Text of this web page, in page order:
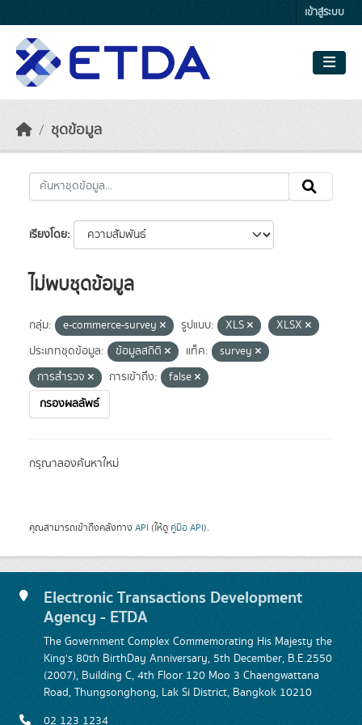
เข้าสู่ระบบ
ชุดข้อมูล
เรียงโดย
ไม่พบชุดข้อมูล
กลุ่ม: e-commerce-survey รูปแบบ: XLS
XLSX
ประเภทชุดข้อมูล:
ข้อมูลสถิติ แท็ค:
survey
การสำรวจ
การเข้าถึง:
false
กรองผลลัพธ์
กรุณาลองค้นหาใหม่
คุณสามารถเข้าถึงคลังทาง API (ให้ดู คู่มือ API).
Electronic Transactions Development
Agency - ETDA
The Government Complex Commemorating His Majesty the
King's 80th BirthDay Anniversary, 5th December, B.E.2550
(2007), Building C, 4th Floor 120 Moo 3 Chaengwattana
Road, Thungsonghong, Lak Si District, Bangkok 10210
02 123 1234